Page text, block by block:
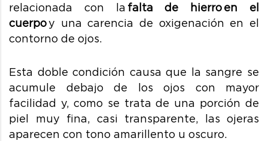
relacionada con la falta de hierro en el
cuerpoy una carencia de oxigenación en el
contorno de ojos.
Esta doble condición causa que la sangre se
acumule debajo de los ojos con mayor
facilidad y, como se trata de una porción de
piel muy fina, casi transparente, las ojeras
aparecen con tono amarillento u oscuro.